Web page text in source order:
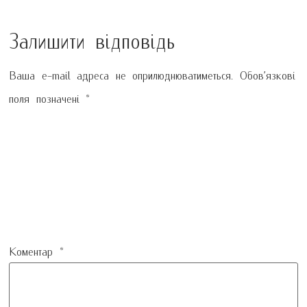
Залишити відповідь
Ваша e-mail адреса не оприлюднюватиметься. Обов’язкові
поля позначені *
Коментар *